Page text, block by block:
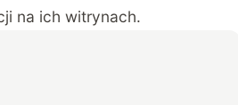
na ich witrynach.